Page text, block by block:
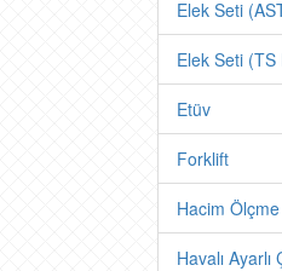
Elek Seti
Elek Seti
Etüv
Forklift
Hacim Ölçme
Havalı Ayarlı